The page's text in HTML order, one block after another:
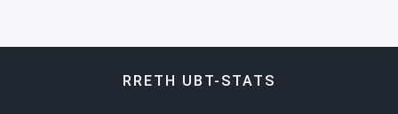
RRETH UBT-STATS